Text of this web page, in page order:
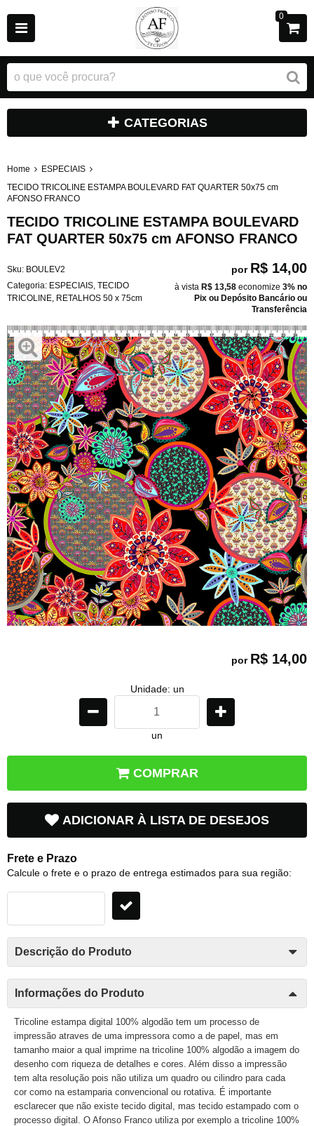
0
CATEGORIAS
Home
ESPECIAIS
TECIDO TRICOLINE ESTAMPA BOULEVARD FAT QUARTER 50x75 cm
AFONSO FRANCO
TECIDO TRICOLINE ESTAMPA BOULEVARD
FAT QUARTER 50x75 cm AFONSO FRANCO
Sku: BOULEV2
Categoria: ESPECIAIS TECIDO
TRICOLINE RETALHOS 50 x 75cm
por R$ 14,00
à vista R$ 13,58 economize 3% no
Pix ou Depósito Bancário ou
Transferência
por R$ 14,00
Unidade: un
un
COMPRAR
ADICIONAR À LISTA DE DESEJOS
Frete e Prazo
Calcule o frete e o prazo de entrega estimados para sua região:
Descrição do Produto
Informações do Produto
Tricoline estampa digital 100% algodão tem um processo de
impressão atraves de uma impressora como a de papel, mas em
tamanho maior a qual imprime na tricoline 100% algodão a imagem do
desenho com riqueza de detalhes e cores. Além disso a impressão
tem alta resolução pois não utiliza um quadro ou cilindro para cada
cor como na estamparia convencional ou rotativa. É importante
esclarecer que não existe tecido digital, mas tecido estampado com o
processo digital. O Afonso Franco utiliza por exemplo a tricoline 100%